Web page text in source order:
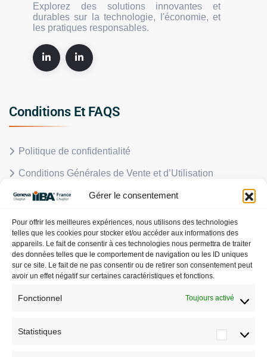
Gérer le consentement
Pour offrir les meilleures expériences, nous utilisons des technologies
telles que les cookies pour stocker et/ou accéder aux informations des
appareils. Le fait de consentir à ces technologies nous permettra de traiter
des données telles que le comportement de navigation ou les ID uniques
sur ce site. Le fait de ne pas consentir ou de retirer son consentement peut
avoir un effet négatif sur certaines caractéristiques et fonctions.
Fonctionnel Toujours activé
Statistiques
Explorez des solutions innovantes et
durables sur la technologie, l'économie, et
les pratiques responsables.
Conditions Et FAQS
Politique de confidentialité
Conditions Générales de Vente et d’Utilisation
Politique en matière de remboursements et de retours
FAQS
Politique de cookies (UE)
A Propos